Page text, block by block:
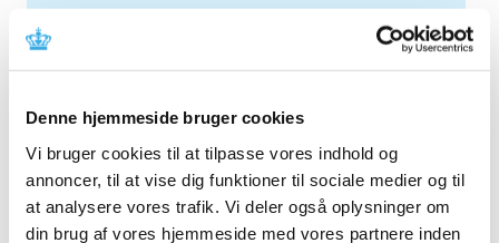
Denne hjemmeside bruger cookies
Vi bruger cookies til at tilpasse vores indhold og
annoncer, til at vise dig funktioner til sociale medier og til
at analysere vores trafik. Vi deler også oplysninger om
din brug af vores hjemmeside med vores partnere inden
2017 (167)
2015 (33)
2014 (44)
2013 (49)
2012 (44)
2011 (13)